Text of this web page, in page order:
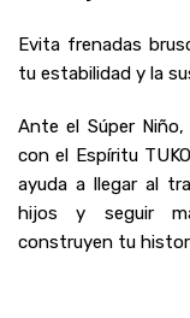
Evita frenadas
tu estabilidad y la
Ante el Súper
con el Espíritu
ayuda a llegar al
hijos y seguir
construyen tu